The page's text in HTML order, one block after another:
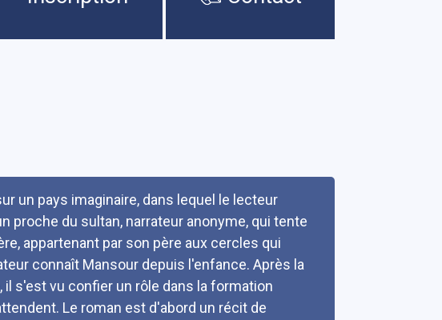
un pays imaginaire, dans lequel le lecteur
proche du sultan, narrateur anonyme, qui tente
appartenant par son père aux cercles qui
connaît Mansour depuis l'enfance. Après la
s'est vu confier un rôle dans la formation
Le roman est d'abord un récit de